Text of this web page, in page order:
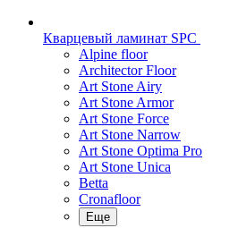
Кварцевый ламинат SPC
Alpine floor
Architector Floor
Art Stone Airy
Art Stone Armor
Art Stone Force
Art Stone Narrow
Art Stone Optima Pro
Art Stone Unica
Betta
Cronafloor
Еще